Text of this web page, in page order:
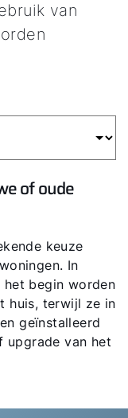
van
of oude
keuze
In
het begin worden
huis, terwijl ze in
geïnstalleerd
upgrade van het